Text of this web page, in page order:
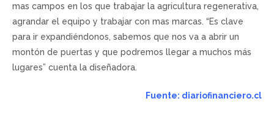
mas campos en los que trabajar la agricultura regenerativa,
agrandar el equipo y trabajar con mas marcas. “Es clave
para ir expandiéndonos, sabemos que nos va a abrir un
montón de puertas y que podremos llegar a muchos más
lugares” cuenta la diseñadora.
Fuente: diariofinanciero.cl